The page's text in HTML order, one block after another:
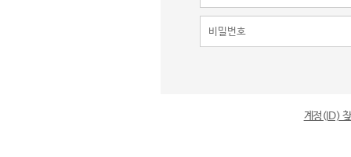
계정(ID)